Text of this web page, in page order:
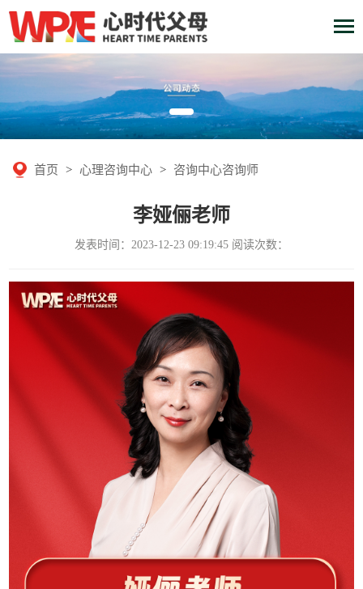
首页 > 心理咨询中心 > 咨询中心咨询师
李娅俪老师
发表时间：2023-12-23 09:19:45 阅读次数：